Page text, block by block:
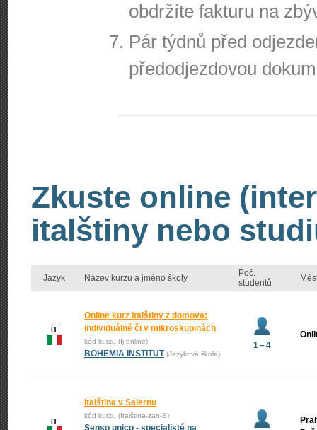
obdržíte fakturu na
Pár týdnů před
předodjezdovou
Zkuste online
italštiny nebo
Jazyk Název kurzu a jméno školy
Poč.
studentů
IT
Online kurz italštiny z domova:
individuálně či v mikroskupinách
kód kurzu (Ij online)
BOHEMIA INSTITUT (Jazyková škola)
1 – 4
IT
Italština v Salernu
kód kurzu (Italština-zah-S)
Senso unico - specialisté na